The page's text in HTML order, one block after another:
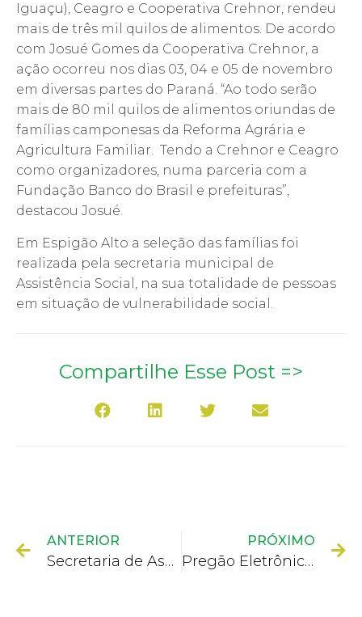
Iguaçu), Ceagro e Cooperativa Crehnor, rendeu
mais de três mil quilos de alimentos. De acordo
com Josué Gomes da Cooperativa Crehnor, a
ação ocorreu nos dias 03, 04 e 05 de novembro
em diversas partes do Paraná. “Ao todo serão
mais de 80 mil quilos de alimentos oriundas de
famílias camponesas da Reforma Agrária e
Agricultura Familiar. Tendo a Crehnor e Ceagro
como organizadores, numa parceria com a
Fundação Banco do Brasil e prefeituras”,
destacou Josué.
Em Espigão Alto a seleção das famílias foi
realizada pela secretaria municipal de
Assistência Social, na sua totalidade de pessoas
em situação de vulnerabilidade social.
Compartilhe Esse Post =>
ANTERIOR
Secretaria de Assistência Social e Prefeitura distribuíram brinquedos para cerca de mil crianças do município
PRÓXIMO
Pregão Eletrônico nº 021/2022